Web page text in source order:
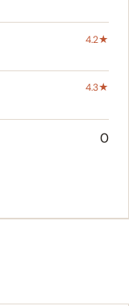
4.2★
4.3★
0